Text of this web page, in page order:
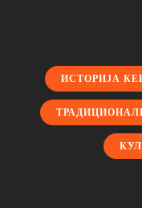
ИСТОРИЈА